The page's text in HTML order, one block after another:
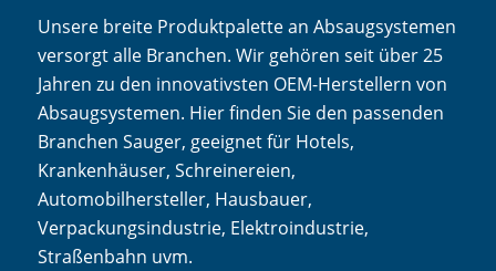
Unsere breite Produktpalette an Absaugsystemen
versorgt alle Branchen. Wir gehören seit über 25
Jahren zu den innovativsten OEM-Herstellern von
Absaugsystemen. Hier finden Sie den passenden
Branchen Sauger, geeignet für Hotels,
Krankenhäuser, Schreinereien,
Automobilhersteller, Hausbauer,
Verpackungsindustrie, Elektroindustrie,
Straßenbahn uvm.